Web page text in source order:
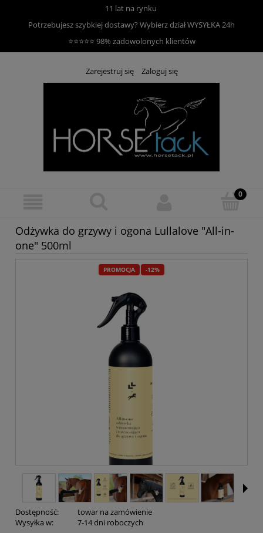
11 lat na rynku
Potrzebujesz szybkiej dostawy? Wybierz działWYSYŁKA 24h
⭐⭐⭐⭐⭐ 98% zadowolonych klientów
Zarejestruj się Zaloguj się
Odżywka do grzywy i ogona Lullalove "All-in-
one" 500ml
PROMOCJA -12%
Dostępność:
towar na zamówienie
Wysyłka w:
7-14 dni roboczych